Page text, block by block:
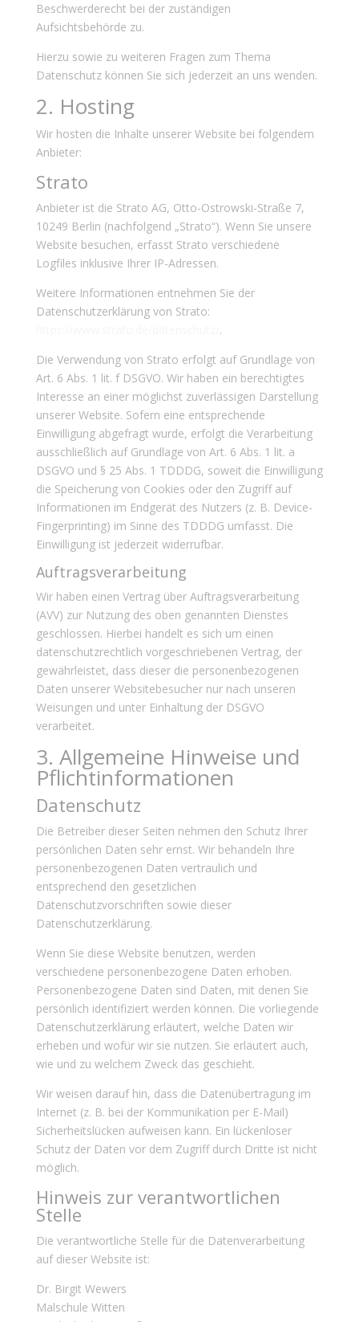
Beschwerderecht bei der zuständigen
Aufsichtsbehörde zu.
Hierzu sowie zu weiteren Fragen zum Thema
Datenschutz können Sie sich jederzeit an uns wenden.
2. Hosting
Wir hosten die Inhalte unserer Website bei folgendem
Anbieter:
Strato
Anbieter ist die Strato AG, Otto-Ostrowski-Straße 7,
10249 Berlin (nachfolgend „Strato“). Wenn Sie unsere
Website besuchen, erfasst Strato verschiedene
Logfiles inklusive Ihrer IP-Adressen.
Weitere Informationen entnehmen Sie der
Datenschutzerklärung von Strato:
.
Die Verwendung von Strato erfolgt auf Grundlage von
Art. 6 Abs. 1 lit. f DSGVO. Wir haben ein berechtigtes
Interesse an einer möglichst zuverlässigen Darstellung
unserer Website. Sofern eine entsprechende
Einwilligung abgefragt wurde, erfolgt die Verarbeitung
ausschließlich auf Grundlage von Art. 6 Abs. 1 lit. a
DSGVO und § 25 Abs. 1 TDDDG, soweit die Einwilligung
die Speicherung von Cookies oder den Zugriff auf
Informationen im Endgerät des Nutzers (z. B. Device-
Fingerprinting) im Sinne des TDDDG umfasst. Die
Einwilligung ist jederzeit widerrufbar.
Auftragsverarbeitung
Wir haben einen Vertrag über Auftragsverarbeitung
(AVV) zur Nutzung des oben genannten Dienstes
geschlossen. Hierbei handelt es sich um einen
datenschutzrechtlich vorgeschriebenen Vertrag, der
gewährleistet, dass dieser die personenbezogenen
Daten unserer Websitebesucher nur nach unseren
Weisungen und unter Einhaltung der DSGVO
verarbeitet.
3. Allgemeine Hinweise und
Pflicht­informationen
Datenschutz
Die Betreiber dieser Seiten nehmen den Schutz Ihrer
persönlichen Daten sehr ernst. Wir behandeln Ihre
personenbezogenen Daten vertraulich und
entsprechend den gesetzlichen
Datenschutzvorschriften sowie dieser
Datenschutzerklärung.
Wenn Sie diese Website benutzen, werden
verschiedene personenbezogene Daten erhoben.
Personenbezogene Daten sind Daten, mit denen Sie
persönlich identifiziert werden können. Die vorliegende
Datenschutzerklärung erläutert, welche Daten wir
erheben und wofür wir sie nutzen. Sie erläutert auch,
wie und zu welchem Zweck das geschieht.
Wir weisen darauf hin, dass die Datenübertragung im
Internet (z. B. bei der Kommunikation per E-Mail)
Sicherheitslücken aufweisen kann. Ein lückenloser
Schutz der Daten vor dem Zugriff durch Dritte ist nicht
möglich.
Hinweis zur verantwortlichen
Stelle
Die verantwortliche Stelle für die Datenverarbeitung
auf dieser Website ist:
Dr. Birgit Wewers
Malschule Witten